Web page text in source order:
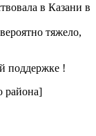
в Казани в
тяжело,
поддержке !
района]